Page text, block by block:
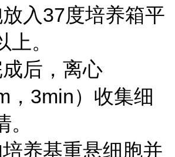
入37度培养箱平
。
后，离心
，3min）收集细
养基重悬细胞并